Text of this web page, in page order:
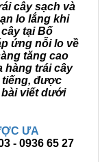
cây sạch và
lo lắng khi
tại Bố
ứng nỗi lo về
tăng cao
hàng trái cây
tiếng, được
viết dưới
ƯA
- 0936 65 27